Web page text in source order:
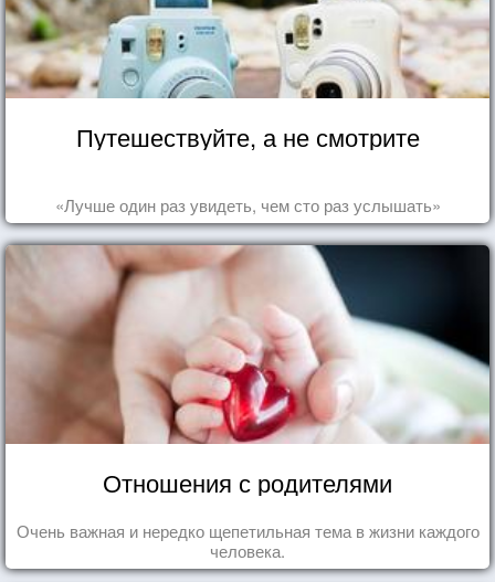
Путешествуйте, а не смотрите
«Лучше один раз увидеть, чем сто раз услышать»
Отношения с родителями
Очень важная и нередко щепетильная тема в жизни каждого
человека.